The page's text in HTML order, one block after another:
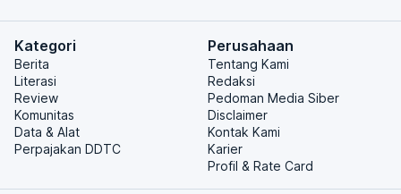
Kategori
Berita
Literasi
Review
Komunitas
Data & Alat
Perpajakan DDTC
Perusahaan
Tentang Kami
Redaksi
Pedoman Media Siber
Disclaimer
Kontak Kami
Karier
Profil & Rate Card